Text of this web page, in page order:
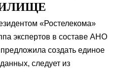
«Ростелекома»
экспертов в составе АНО
создать единое
следует из